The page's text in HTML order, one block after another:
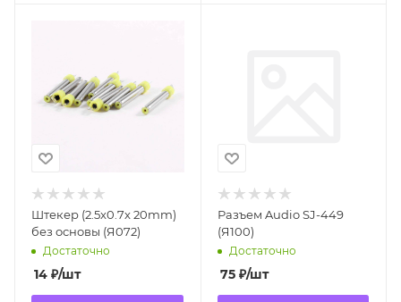
Штекер (2.5x0.7x 20mm)
без основы (Я072)
Достаточно
14 ₽/шт
Разъем Audio SJ-449
(Я100)
Достаточно
75₽/шт